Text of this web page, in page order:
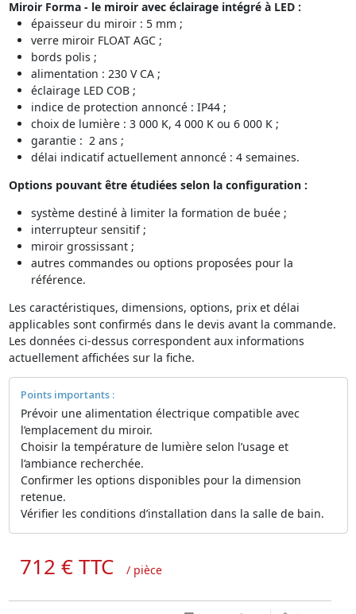
Miroir Forma - le miroir avec éclairage intégré à LED:
épaisseur du miroir : 5 mm ;
verre miroir FLOAT AGC ;
bords polis ;
alimentation : 230 V CA ;
éclairage LED COB ;
indice de protection annoncé : IP44 ;
choix de lumière : 3 000 K, 4 000 K ou 6 000 K ;
garantie : 2 ans ;
délai indicatif actuellement annoncé : 4 semaines.
Options pouvant être étudiées selon la configuration :
système destiné à limiter la formation de buée ;
interrupteur sensitif ;
miroir grossissant ;
autres commandes ou options proposées pour la
référence.
Les caractéristiques, dimensions, options, prix et délai
applicables sont confirmés dans le devis avant la commande.
Les données ci-dessus correspondent aux informations
actuellement affichées sur la fiche.
Points importants :
Prévoir une alimentation électrique compatible avec
l’emplacement du miroir.
Choisir la température de lumière selon l’usage et
l’ambiance recherchée.
Confirmer les options disponibles pour la dimension
retenue.
Vérifier les conditions d’installation dans la salle de bain.
712 € TTC / pièce